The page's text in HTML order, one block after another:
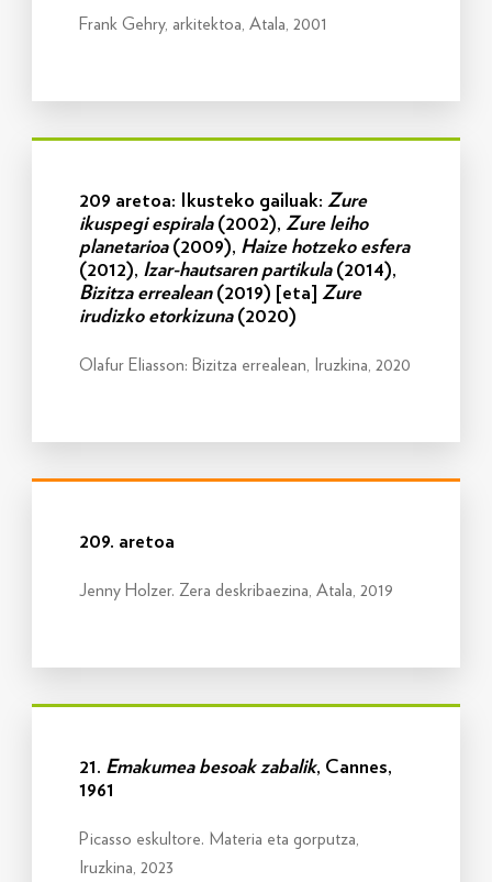
Frank Gehry, arkitektoa, Atala, 2001
209 aretoa: Ikusteko gailuak: Zure
ikuspegi espirala (2002), Zure leiho
planetarioa (2009), Haize hotzeko esfera
(2012), Izar-hautsaren partikula(2014),
Bizitza errealean(2019) [eta] Zure
irudizko etorkizuna(2020)
Olafur Eliasson: Bizitza errealean, Iruzkina, 2020
209. aretoa
Jenny Holzer. Zera deskribaezina, Atala, 2019
21. Emakumea besoak zabalik, Cannes,
1961
Picasso eskultore. Materia eta gorputza,
Iruzkina, 2023